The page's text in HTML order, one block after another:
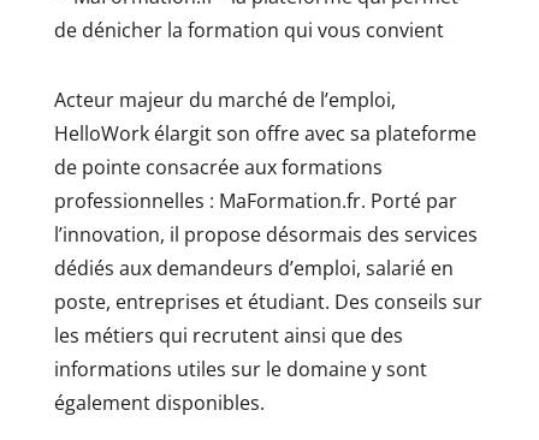
Acteur majeur du marché de l’emploi,
HelloWork élargit son offre avec sa plateforme
de pointe consacrée aux formations
professionnelles : MaFormation.fr. Porté par
l’innovation, il propose désormais des services
dédiés aux demandeurs d’emploi, salarié en
poste, entreprises et étudiant. Des conseils sur
les métiers qui recrutent ainsi que des
informations utiles sur le domaine y sont
également disponibles.